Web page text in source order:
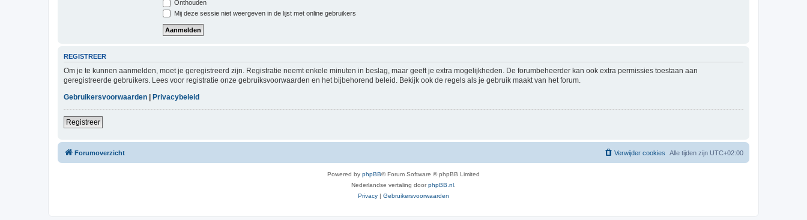
Onthouden
Mij deze sessie niet weergeven in de lijst met online gebruikers
REGISTREER
Om je te kunnen aanmelden, moet je geregistreerd zijn. Registratie neemt enkele minuten in beslag, maar geeft je extra mogelijkheden. De forumbeheerder kan ook extra permissies toestaan aan
geregistreerde gebruikers. Lees voor registratie onze gebruiksvoorwaarden en het bijbehorend beleid. Bekijk ook de regels als je gebruik maakt van het forum.
Gebruikersvoorwaarden | Privacybeleid
Registreer
Forumoverzicht Alle tijden zijn UTC+02:00
Verwijder cookies
Powered by phpBB® Forum Software © phpBB Limited
Nederlandse vertaling doorphpBB.nl
Privacy | Gebruikersvoorwaarden